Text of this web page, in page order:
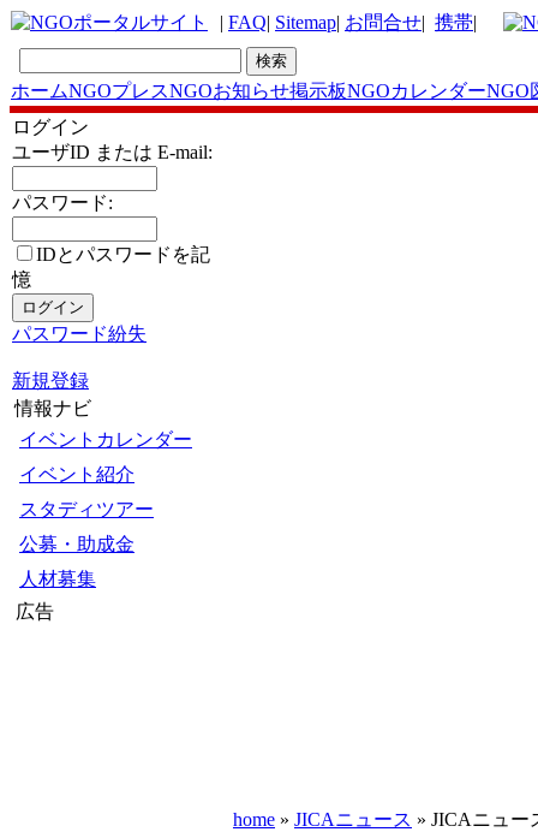
| FAQ| Sitemap| お問合せ| 携帯|
ホームNGOプレスNGOお知らせ掲示板NGOカレンダーNGO
ログイン
ユーザID または E-mail:
パスワード:
IDとパスワードを記
憶
パスワード紛失
新規登録
情報ナビ
イベントカレンダー
イベント紹介
スタディツアー
公募・助成金
人材募集
広告
home » JICAニュース » JICAニュー